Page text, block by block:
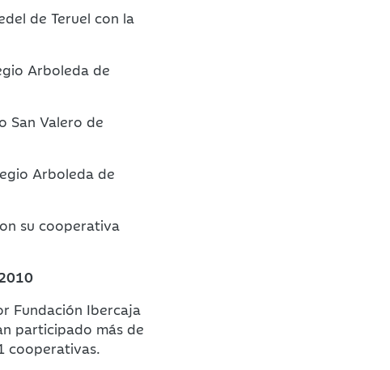
de Teruel con la
Arboleda de
San Valero de
Arboleda de
su cooperativa
Fundación Ibercaja
participado más de
cooperativas.